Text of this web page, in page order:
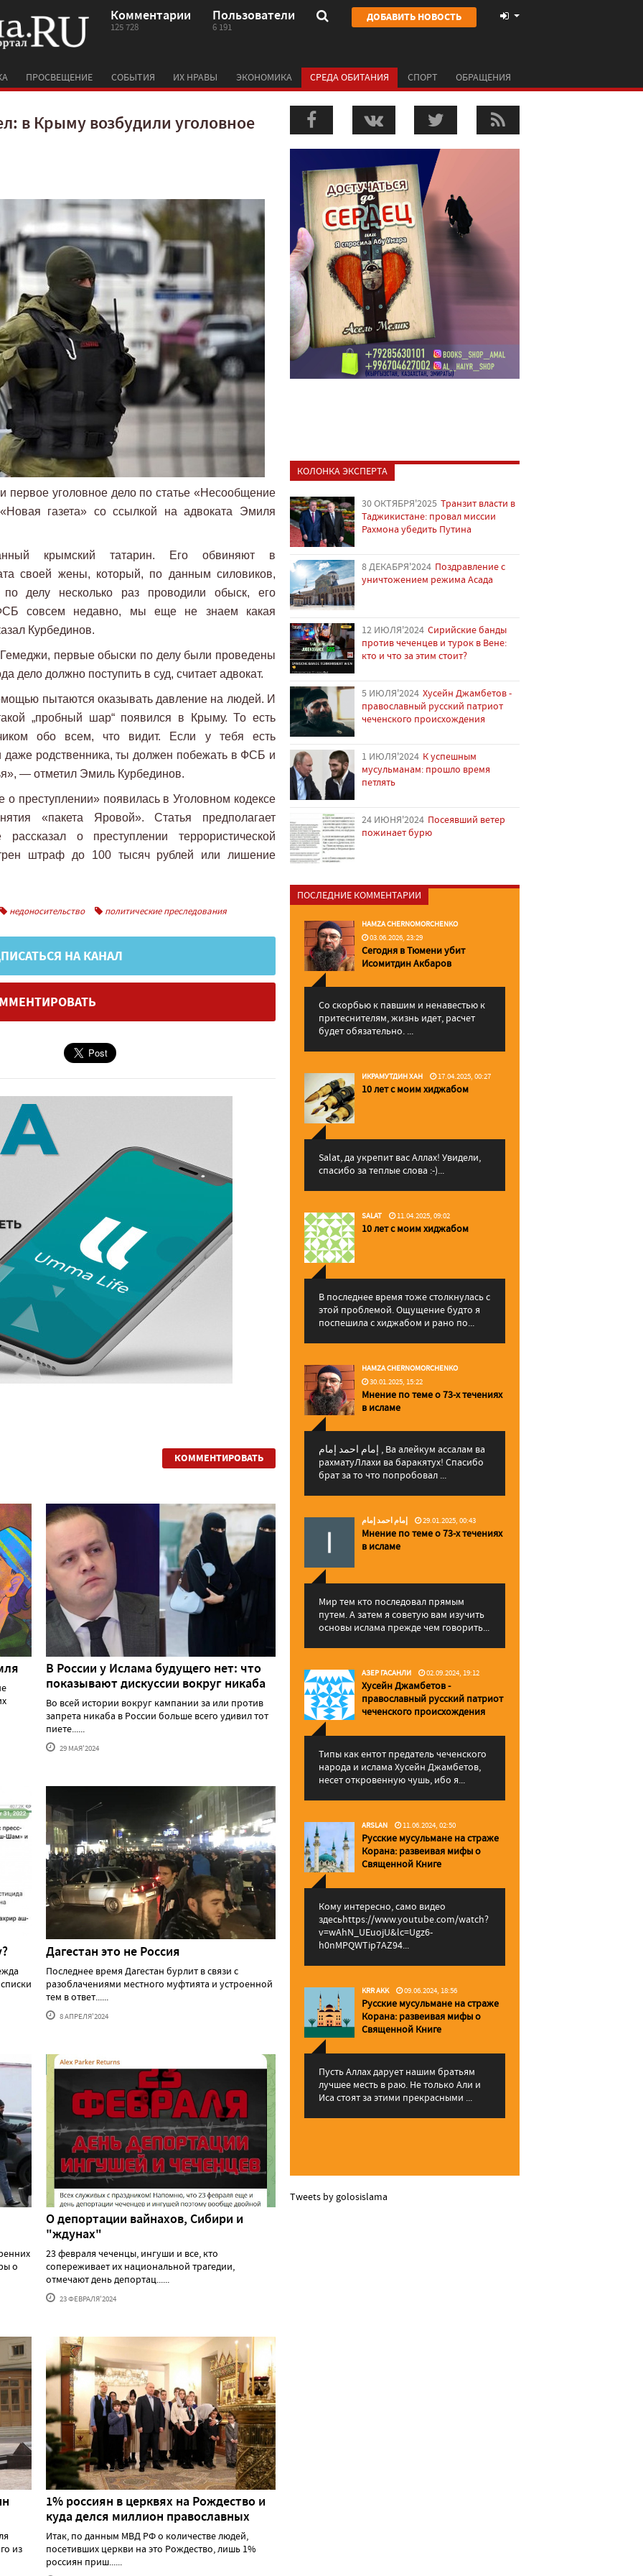
Комментарии
125 728
Пользователи
6 191
ДОБАВИТЬ НОВОСТЬ
ПРОСВЕЩЕНИЕ СОБЫТИЯ ИХ НРАВЫ ЭКОНОМИКА СРЕДА ОБИТАНИЯ СПОРТ ОБРАЩЕНИЯ
в Крыму возбудили уголовное
первое уголовное дело по статье «Несообщение
газета» со ссылкой на адвоката Эмиля
крымский татарин. Его обвиняют в
своей жены, который, по данным силовиков,
делу несколько раз проводили обыск, его
совсем недавно, мы еще не знаем какая
Курбединов.
первые обыски по делу были проведены
дело должно поступить в суд, считает адвокат.
пытаются оказывать давление на людей. И
„пробный шар“ появился в Крыму. То есть
обо всем, что видит. Если у тебя есть
даже родственника, ты должен побежать в ФСБ и
— отметил Эмиль Курбединов.
преступлении» появилась в Уголовном кодексе
«пакета Яровой». Статья предполагает
о преступлении террористической
штраф до 100 тысяч рублей или лишение
недоносительство политические преследования
НА КАНАЛ
КОММЕНТИРОВАТЬ
В России у Ислама будущего нет: что
показывают дискуссии вокруг никаба
Во всей истории вокруг кампании за или против
запрета никаба в России больше всего удивил тот
пиете......
29 МАЯ'2024
Дагестан это не Россия
Последнее время Дагестан бурлит в связи с
разоблачениями местного муфтията и устроенной
тем в ответ......
8 АПРЕЛЯ'2024
о
О депортации вайнахов, Сибири и
"ждунах"
23 февраля чеченцы, ингуши и все, кто
сопереживает их национальной трагедии,
отмечают день депортац......
23 ФЕВРАЛЯ'2024
из
1% россиян в церквях на Рождество и
куда делся миллион православных
Итак, по данным МВД РФ о количестве людей,
посетивших церкви на это Рождество, лишь 1%
россиян приш......
КОЛОНКА ЭКСПЕРТА
30 ОКТЯБРЯ'2025 Транзит власти в
Таджикистане: провал миссии
Рахмона убедить Путина
8 ДЕКАБРЯ'2024 Поздравление с
уничтожением режима Асада
12 ИЮЛЯ'2024 Сирийские банды
против чеченцев и турок в Вене:
кто и что за этим стоит?
5 ИЮЛЯ'2024 Хусейн Джамбетов -
православный русский патриот
чеченского происхождения
1 ИЮЛЯ'2024 К успешным
мусульманам: прошло время
петлять
24 ИЮНЯ'2024 Посеявший ветер
пожинает бурю
ПОСЛЕДНИЕ КОММЕНТАРИИ
HAMZA CHERNOMORCHENKO
03.06.2026, 23:29
Сегодня в Тюмени убит
Исомитдин Акбаров
Со скорбью к павшим и ненавестью к
притеснителям, жизнь идет, расчет
будет обязательно. ...
ИКРАМУТДИН ХАН 17.04.2025, 00:27
10 лет с моим хиджабом
Salat, да укрепит вас Аллаx! Увидели,
спасибо за теплые слова :-)...
SALAT 11.04.2025, 09:02
10 лет с моим хиджабом
В последнее время тоже столкнулась с
этой проблемой. Ощущение будто я
поспешила с хиджабом и рано по...
HAMZA CHERNOMORCHENKO
30.01.2025, 15:22
Мнение по теме о 73-х течениях
в исламе
إمام احمد إمام , Ва алейкум ассалам ва
рахматуЛлахи ва баракятух! Спасибо
брат за то что попробовал ...
إمام احمد إمام 29.01.2025, 00:43
Мнение по теме о 73-х течениях
в исламе
Мир тем кто последовал прямым
путем. А затем я советую вам изучить
основы ислама прежде чем говорить...
АЗЕР ГАСАНЛИ 02.09.2024, 19:12
Хусейн Джамбетов -
православный русский патриот
чеченского происхождения
Типы как ентот предатель чеченского
народа и ислама Хусейн Джамбетов,
несет откровенную чушь, ибо я...
ARSLAN 11.06.2024, 02:50
Русские мусульмане на страже
Корана: pазвеивая мифы о
Священной Книге
Кому интересно, само видео
здесьhttps://www.youtube.com/watch?
v=wAhN_UEuojU&lc=Ugz6-
h0nMPQWTip7AZ94...
KRR AKK 09.06.2024, 18:56
Русские мусульмане на страже
Корана: pазвеивая мифы о
Священной Книге
Пусть Аллах дарует нашим братьям
лучшее месть в раю. Не только Али и
Иса стоят за этими прекрасными ...
Tweets by golosislama